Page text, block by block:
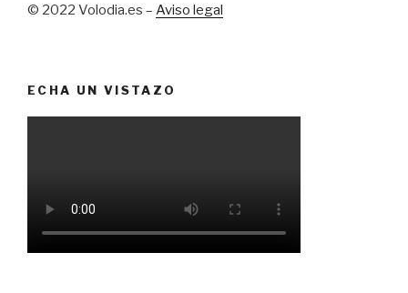
© 2022 Volodia.es – Aviso legal
ECHA UN VISTAZO